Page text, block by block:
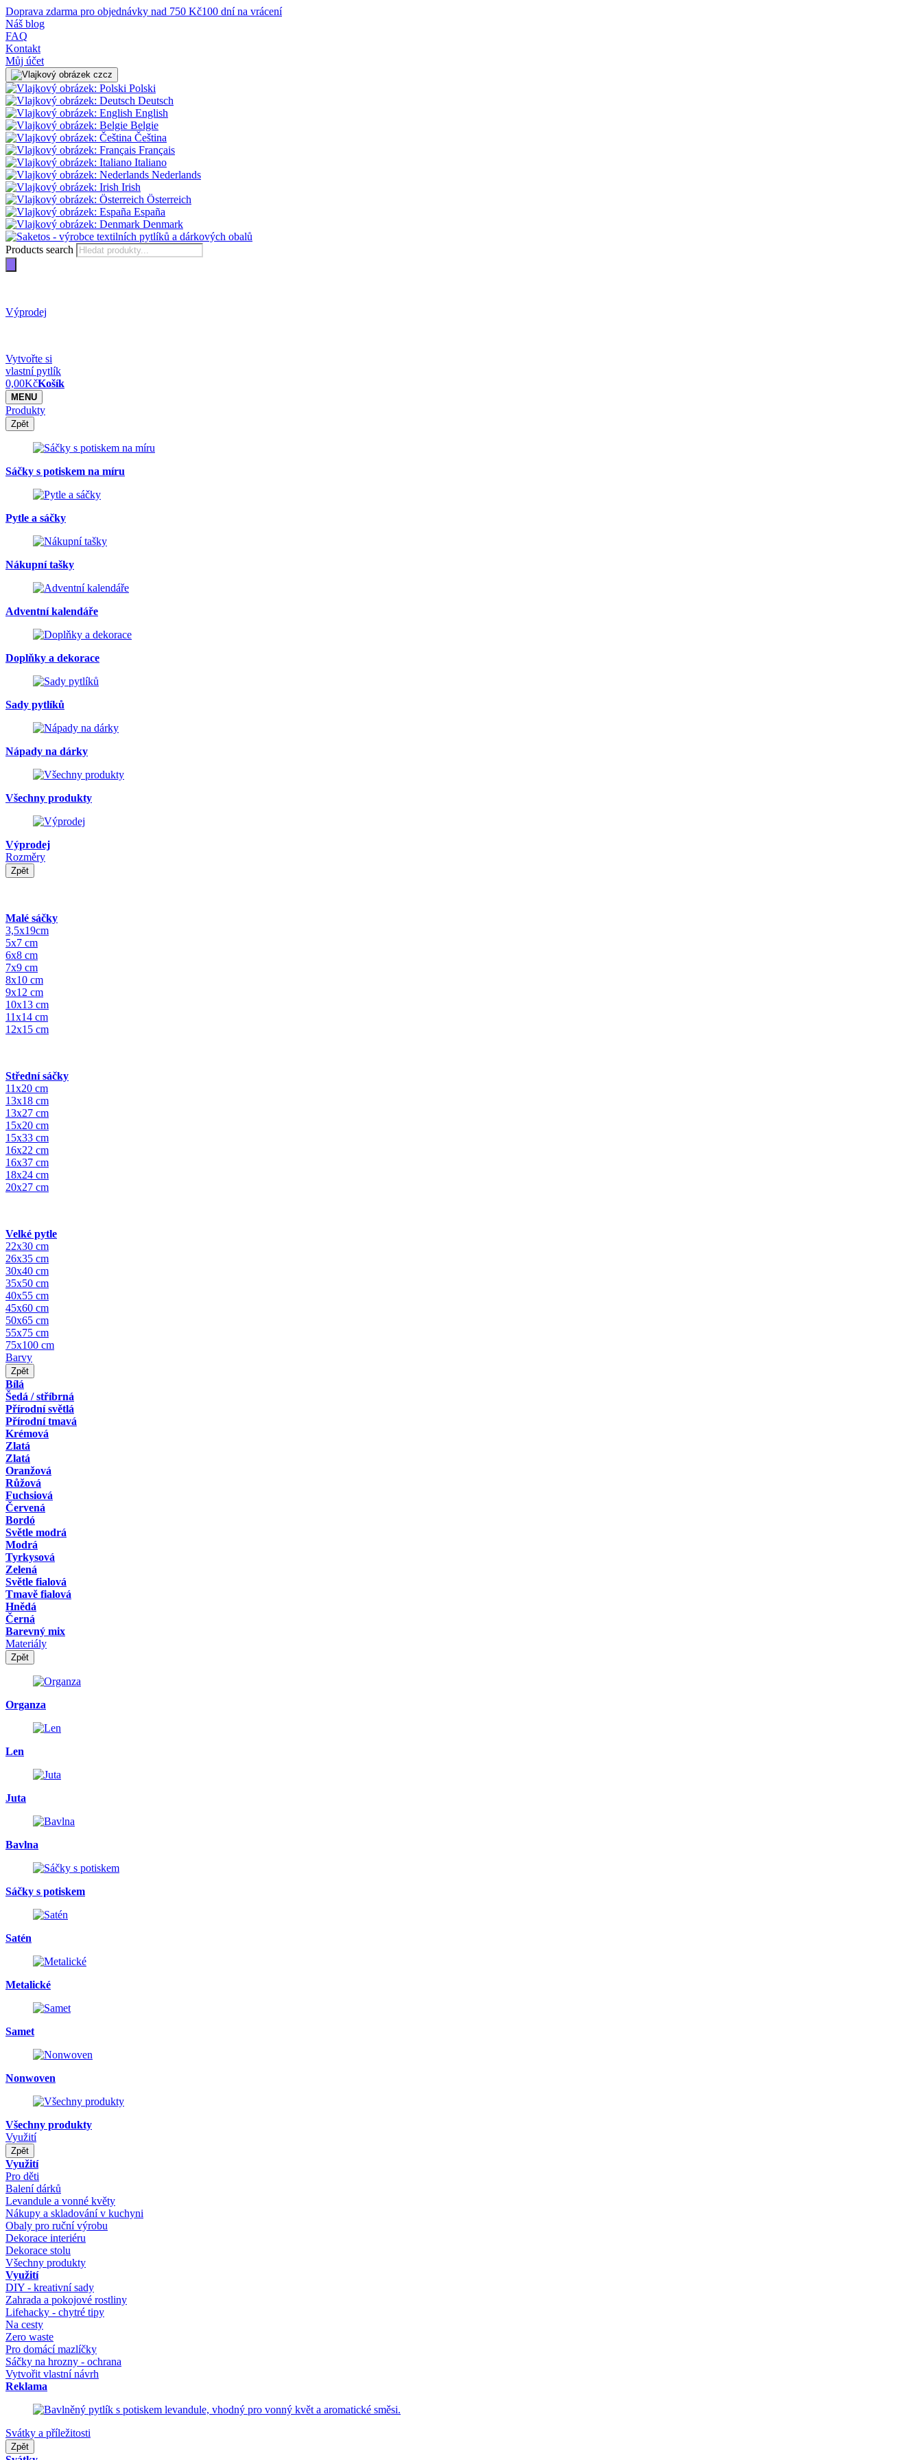
Doprava zdarma pro objednávky nad 750 Kč100 dní na vrácení
Náš blog
FAQ
Kontakt
Můj účet
cz
Polski
Deutsch
English
Belgie
Čeština
Français
Italiano
Nederlands
Irish
Österreich
España
Denmark
Products search
Výprodej
Vytvořte si
vlastní pytlík
0,00KčKošík
MENU
Produkty
Zpět
Sáčky s potiskem na míru
Pytle a sáčky
Nákupní tašky
Adventní kalendáře
Doplňky a dekorace
Sady pytlíků
Nápady na dárky
Všechny produkty
Výprodej
Rozměry
Zpět
Malé sáčky
3,5x19cm
5x7 cm
6x8 cm
7x9 cm
8x10 cm
9x12 cm
10x13 cm
11x14 cm
12x15 cm
Střední sáčky
11x20 cm
13x18 cm
13x27 cm
15x20 cm
15x33 cm
16x22 cm
16x37 cm
18x24 cm
20x27 cm
Velké pytle
22x30 cm
26x35 cm
30x40 cm
35x50 cm
40x55 cm
45x60 cm
50x65 cm
55x75 cm
75x100 cm
Barvy
Zpět
Bílá
Šedá / stříbrná
Přírodní světlá
Přírodní tmavá
Krémová
Zlatá
Zlatá
Oranžová
Růžová
Fuchsiová
Červená
Bordó
Světle modrá
Modrá
Tyrkysová
Zelená
Světle fialová
Tmavě fialová
Hnědá
Černá
Barevný mix
Materiály
Zpět
Organza
Len
Juta
Bavlna
Sáčky s potiskem
Satén
Metalické
Samet
Nonwoven
Všechny produkty
Využití
Zpět
Využití
Pro děti
Balení dárků
Levandule a vonné květy
Nákupy a skladování v kuchyni
Obaly pro ruční výrobu
Dekorace interiéru
Dekorace stolu
Všechny produkty
Využití
DIY - kreativní sady
Zahrada a pokojové rostliny
Lifehacky - chytré tipy
Na cesty
Zero waste
Pro domácí mazlíčky
Sáčky na hrozny - ochrana
Vytvořit vlastní návrh
Reklama
Svátky a příležitosti
Zpět